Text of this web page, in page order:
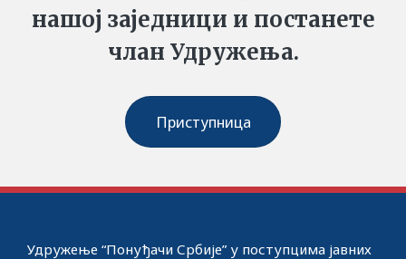
нашој заједници и постанете
члан Удружења.
Приступница
Удружење “Понуђачи Србије” у поступцима јавних